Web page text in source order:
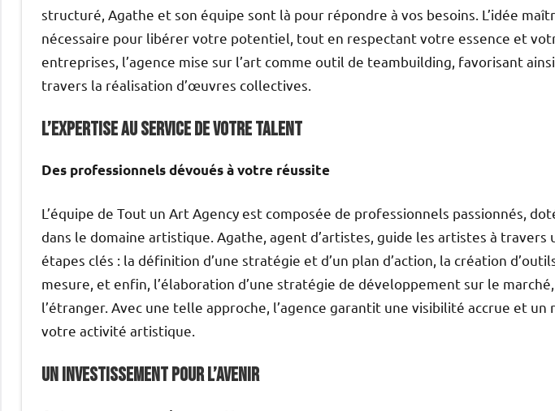
structuré, Agathe et son équipe sont là pour répondre à vos besoins. L’idée
nécessaire pour libérer votre potentiel, tout en respectant votre essence et
entreprises, l’agence mise sur l’art comme outil de teambuilding, favorisant
travers la réalisation d’œuvres collectives.
L’expertise au service de votre talent
Des professionnels dévoués à votre réussite
L’équipe de Tout un Art Agency est composée de professionnels passionnés,
dans le domaine artistique. Agathe, agent d’artistes, guide les artistes à travers
étapes clés : la définition d’une stratégie et d’un plan d’action, la création
mesure, et enfin, l’élaboration d’une stratégie de développement sur le marché,
l’étranger. Avec une telle approche, l’agence garantit une visibilité accrue et
votre activité artistique.
Un investissement pour l’avenir